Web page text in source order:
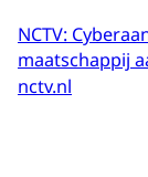
NCTV:
maatschappij
nctv.nl